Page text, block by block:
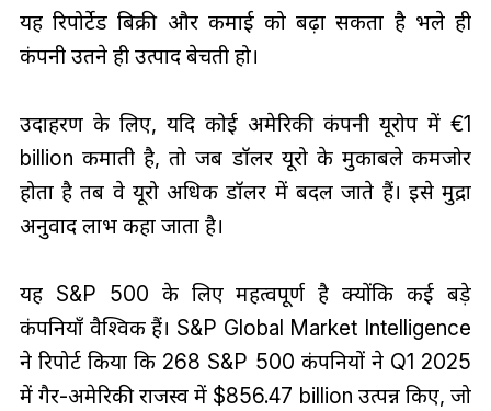
यह रिपोर्टेड बिक्री और कमाई को बढ़ा सकता है भले ही
कंपनी उतने ही उत्पाद बेचती हो।
उदाहरण के लिए, यदि कोई अमेरिकी कंपनी यूरोप में €1
billion कमाती है, तो जब डॉलर यूरो के मुकाबले कमजोर
होता है तब वे यूरो अधिक डॉलर में बदल जाते हैं। इसे मुद्रा
अनुवाद लाभ कहा जाता है।
यह S&P 500 के लिए महत्वपूर्ण है क्योंकि कई बड़े
कंपनियाँ वैश्विक हैं। S&P Global Market Intelligence
ने रिपोर्ट किया कि 268 S&P 500 कंपनियों ने Q1 2025
में गैर-अमेरिकी राजस्व में $856.47 billion उत्पन्न किए, जो